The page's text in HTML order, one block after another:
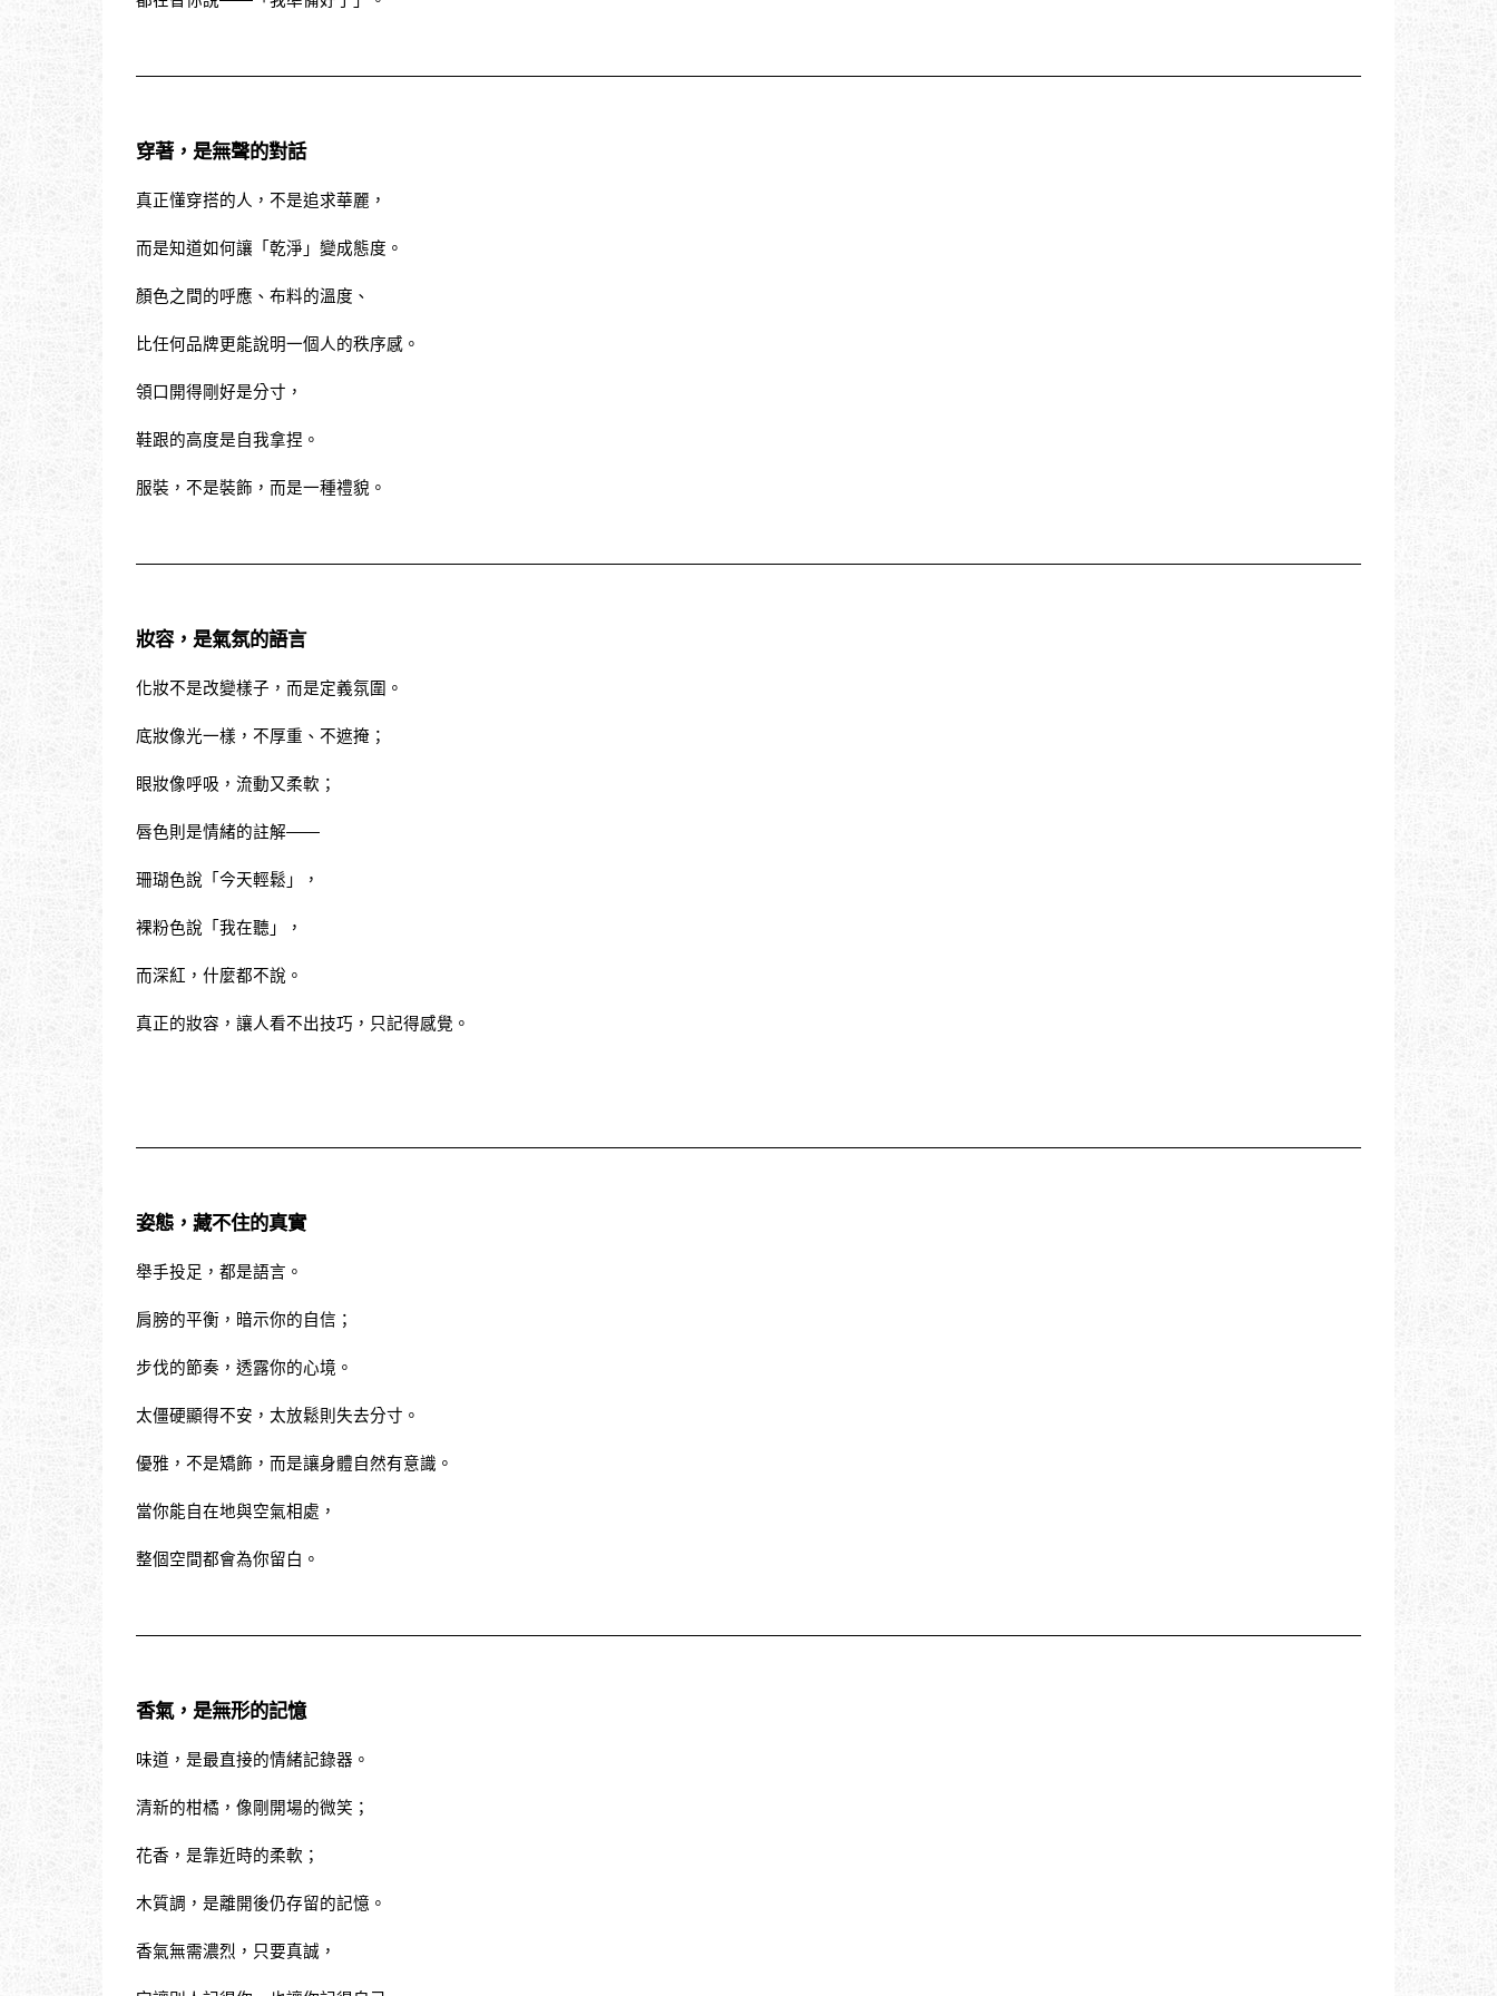
穿著，是無聲的對話
真正懂穿搭的人，不是追求華麗，
而是知道如何讓「乾淨」變成態度。
顏色之間的呼應、布料的溫度、
比任何品牌更能說明一個人的秩序感。
領口開得剛好是分寸，
鞋跟的高度是自我拿捏。
服裝，不是裝飾，而是一種禮貌。
妝容，是氣氛的語言
化妝不是改變樣子，而是定義氛圍。
底妝像光一樣，不厚重、不遮掩；
眼妝像呼吸，流動又柔軟；
唇色則是情緒的註解——
珊瑚色說「今天輕鬆」，
裸粉色說「我在聽」，
而深紅，什麼都不說。
真正的妝容，讓人看不出技巧，只記得感覺。
姿態，藏不住的真實
舉手投足，都是語言。
肩膀的平衡，暗示你的自信；
步伐的節奏，透露你的心境。
太僵硬顯得不安，太放鬆則失去分寸。
優雅，不是矯飾，而是讓身體自然有意識。
當你能自在地與空氣相處，
整個空間都會為你留白。
香氣，是無形的記憶
味道，是最直接的情緒記錄器。
清新的柑橘，像剛開場的微笑；
花香，是靠近時的柔軟；
木質調，是離開後仍存留的記憶。
香氣無需濃烈，只要真誠，